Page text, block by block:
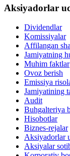
Aksiyadorlar
Dividendlar
Komissiyalar
Affilangan
Jamiyatning
Muhim faktlar
Ovoz berish
Emissiya
Jamiyatining
Audit
Buhgalteriya
Hisobotlar
Biznes-rejalar
Aksiyadorlar
Aksiyalar